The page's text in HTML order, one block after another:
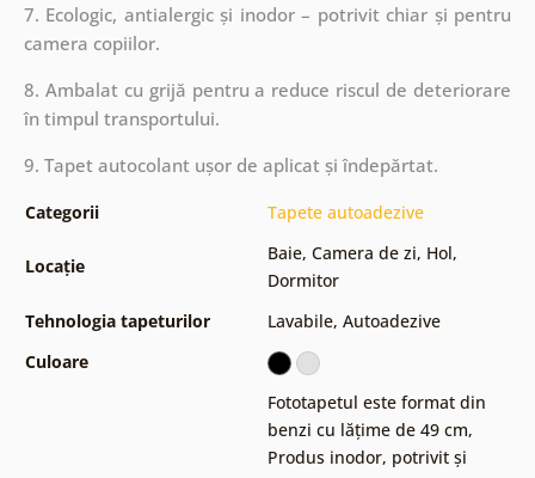
7. Ecologic, antialergic și inodor – potrivit chiar și pentru
camera copiilor.
8. Ambalat cu grijă pentru a reduce riscul de deteriorare
în timpul transportului.
9. Tapet autocolant ușor de aplicat și îndepărtat.
Categorii Tapete autoadezive
Locație
Baie, Camera de zi, Hol,
Dormitor
Tehnologia tapeturilor
Lavabile, Autoadezive
Culoare
Fototapetul este format din
benzi cu lățime de 49 cm,
Produs inodor, potrivit și